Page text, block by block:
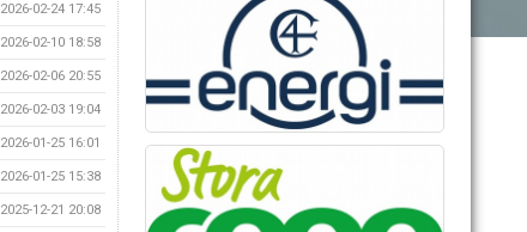
2026-02-24 17:45
2026-02-10 18:58
2026-02-06 20:55
2026-02-03 19:04
2026-01-25 16:01
2026-01-25 15:38
2025-12-21 20:08